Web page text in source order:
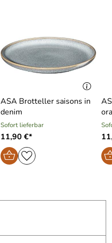
ASA Brotteller saisons in
denim
Sofort lieferbar
11,90 €*